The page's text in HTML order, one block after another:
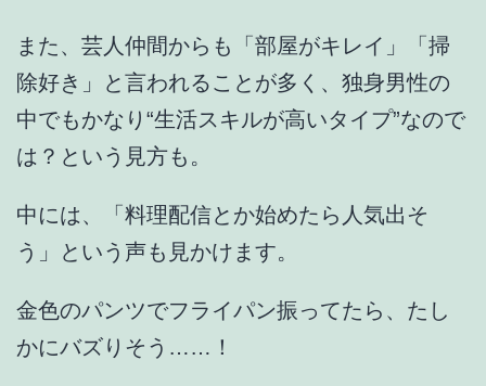
また、芸人仲間からも
「部屋がキレイ」「掃
除好き」
と言われることが多く、 独身男性の
中でもかなり“生活スキルが高いタイプ”なので
は？という見方も。
中には、
「料理配信とか始めたら人気出そ
う」
という声も見かけます。
金色のパンツでフライパン振ってたら、たし
かにバズりそう……！